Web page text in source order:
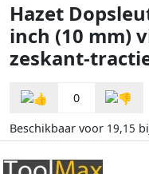
Hazet
inch (10 mm)
zeskant-
0
Beschikbaar voor 19,15